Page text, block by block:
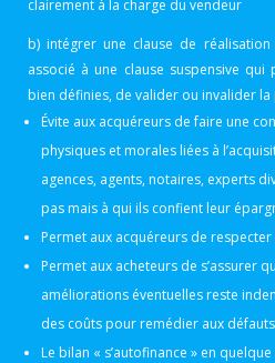
clairement à la charge du vendeur
b) intégrer une clause de
associé à une clause suspensive
bien définies, de valider ou invalider
Évite aux acquéreurs de faire une
physiques et morales liées à
agences, agents, notaires, experts
pas mais à qui ils confient leur
Permet aux acquéreurs de
Permet aux acheteurs de s’assurer
améliorations éventuelles reste
des coûts pour remédier aux
Le bilan « s’autofinance » en